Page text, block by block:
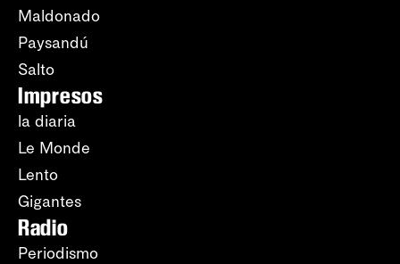
Maldonado
Paysandú
Salto
Impresos
la diaria
Le Monde
Lento
Gigantes
Radio
Periodismo